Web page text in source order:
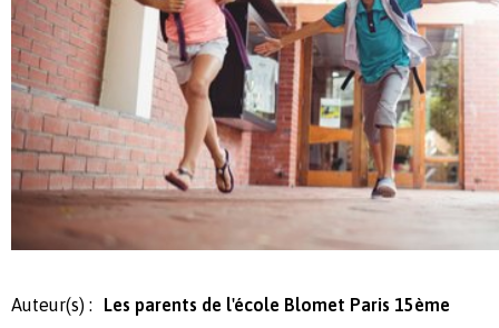
Auteur(s) : Les parents de l'école Blomet Paris 15ème